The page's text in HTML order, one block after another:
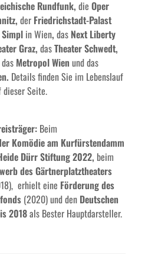
Rundfunk, die Oper
der Friedrichstadt-Palast
in Wien, das Next Liberty
Graz, dasTheater Schwedt,
das Metropol Wien und das
Details finden Sie im Lebenslauf
Seite.
Beim
Komödie am Kurfürstendamm
Dürr Stiftung 2022, beim
des Gärtnerplatztheaters
erhielt eine Förderung des
(2020) und den Deutschen
2018als Bester Hauptdarsteller.